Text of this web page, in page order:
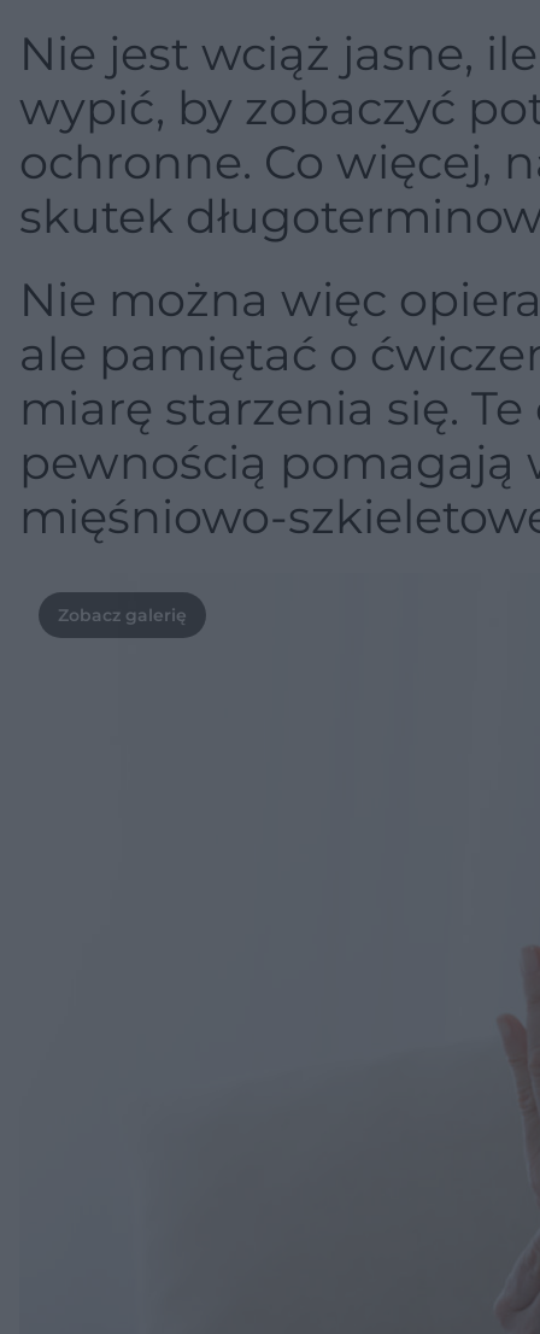
Nie jest wciąż jasne,
wypić, by zobaczyć
ochronne. Co więcej,
skutek
Nie można więc
ale pamiętać o
miarę starzenia się.
pewnością pomagają
mięśniowo-